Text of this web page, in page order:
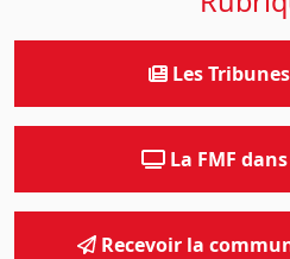
Les
La FMF
Recevoir la